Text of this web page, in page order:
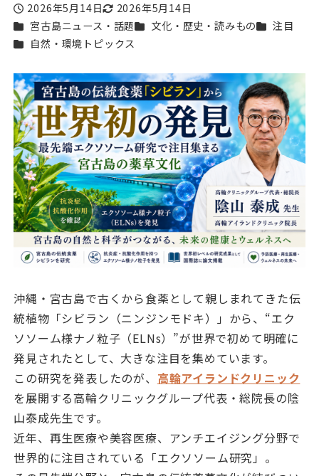
投稿日
2026年5月14日
更新日
2026年5月14日
カテゴリー
宮古島ニュース・話題カテゴリー
文化・歴史・読みものカテゴリー
注目
カテゴリー
自然・環境トピックス
沖縄・宮古島で古くから食薬として親しまれてきた伝
統植物「シビラン（ニンジンモドキ）」から、“エク
ソソーム様ナノ粒子（ELNs）”が世界で初めて明確に
発見されたとして、大きな注目を集めています。
この研究を発表したのが、 高輪アイランドクリニック
を展開する高輪クリニックグループ代表・総院長の陰
山泰成先生です。
近年、再生医療や美容医療、アンチエイジング分野で
世界的に注目されている「エクソソーム研究」。